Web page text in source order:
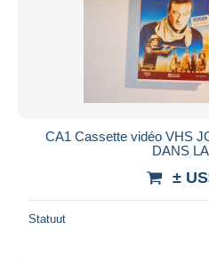
CA1 Cassette vidéo VHS
DANS
±
Statuut